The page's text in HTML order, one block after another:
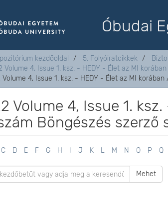
Óbudai
kezdőoldal 5. Folyóiratcikkek
Volume 4, Issue 1. ksz. - HEDY - Élet az MI
Volume 4, Issue 1. ksz. - HEDY - Élet az MI
Volume 4, Issue 1.
Böngészés szerző
C D E F G H J K L M N O P Q
Mehet